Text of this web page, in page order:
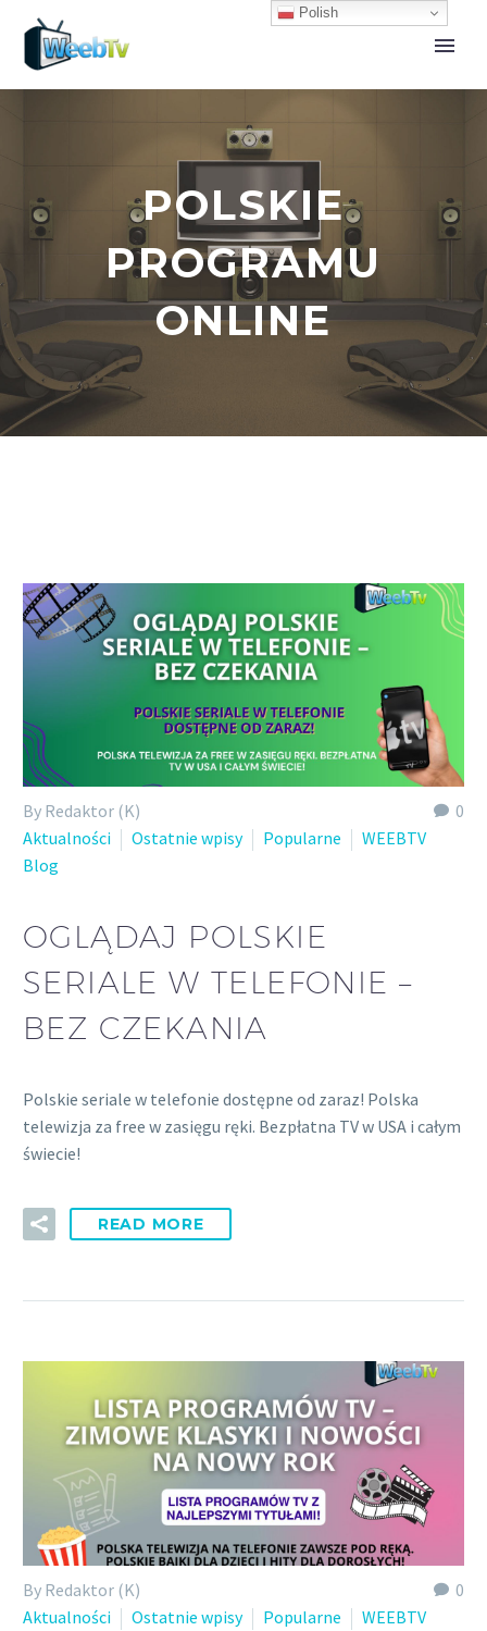
Polish
POLSKIE
PROGRAMU
ONLINE
0
By Redaktor (K)
Aktualności
Ostatnie wpisy Popularne
WEEBTV
Blog
OGLĄDAJ POLSKIE
SERIALE W TELEFONIE –
BEZ CZEKANIA
Polskie seriale w telefonie dostępne od zaraz! Polska
telewizja za free w zasięgu ręki. Bezpłatna TV w USA i całym
świecie!
READ MORE
0
By Redaktor (K)
Aktualności
Ostatnie wpisy Popularne
WEEBTV
Polish